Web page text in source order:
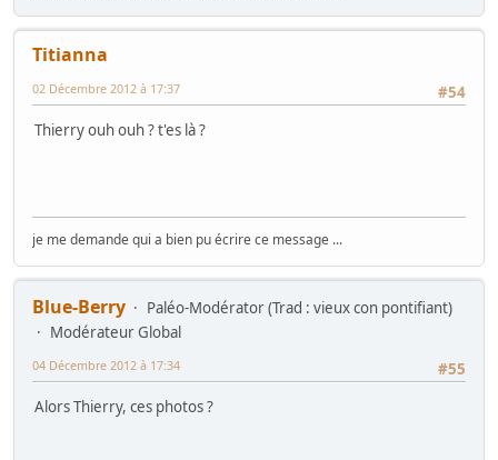
Titianna
#54
02 Décembre 2012 à 17:37
Thierry ouh ouh ? t'es là ?
je me demande qui a bien pu écrire ce message ...
Blue-Berry
Paléo-Modérator (Trad : vieux con pontifiant)
Modérateur Global
#55
04 Décembre 2012 à 17:34
Alors Thierry, ces photos ?